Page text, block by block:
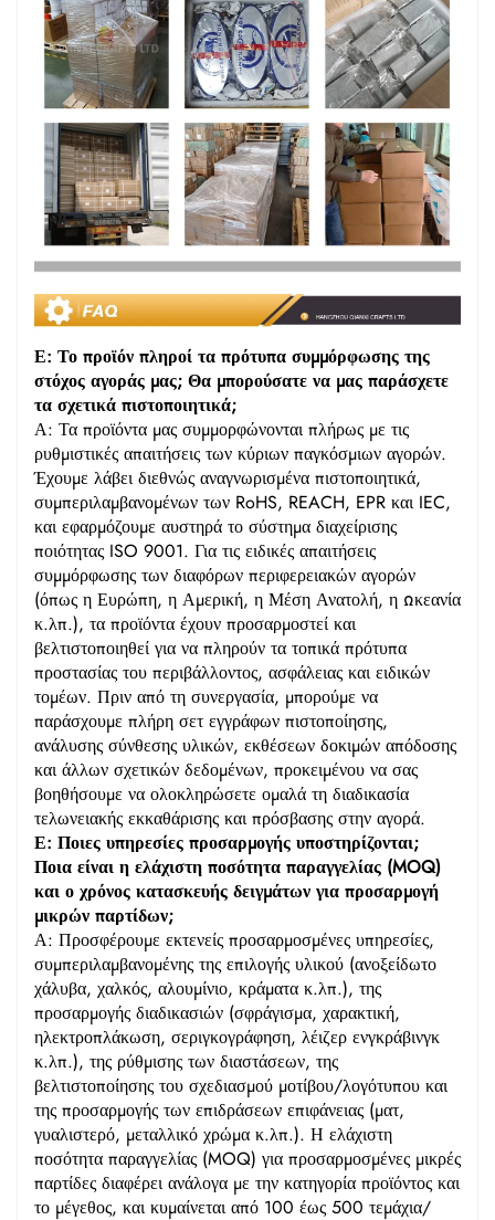
Ε: Το προϊόν πληροί τα πρότυπα συμμόρφωσης της
στόχος αγοράς μας; Θα μπορούσατε να μας παράσχετε
τα σχετικά πιστοποιητικά;
Α: Τα προϊόντα μας συμμορφώνονται πλήρως με τις
ρυθμιστικές απαιτήσεις των κύριων παγκόσμιων αγορών.
Έχουμε λάβει διεθνώς αναγνωρισμένα πιστοποιητικά,
συμπεριλαμβανομένων των RoHS, REACH, EPR και IEC,
και εφαρμόζουμε αυστηρά το σύστημα διαχείρισης
ποιότητας ISO 9001. Για τις ειδικές απαιτήσεις
συμμόρφωσης των διαφόρων περιφερειακών αγορών
(όπως η Ευρώπη, η Αμερική, η Μέση Ανατολή, η Ωκεανία
κ.λπ.), τα προϊόντα έχουν προσαρμοστεί και
βελτιστοποιηθεί για να πληρούν τα τοπικά πρότυπα
προστασίας του περιβάλλοντος, ασφάλειας και ειδικών
τομέων. Πριν από τη συνεργασία, μπορούμε να
παράσχουμε πλήρη σετ εγγράφων πιστοποίησης,
ανάλυσης σύνθεσης υλικών, εκθέσεων δοκιμών απόδοσης
και άλλων σχετικών δεδομένων, προκειμένου να σας
βοηθήσουμε να ολοκληρώσετε ομαλά τη διαδικασία
τελωνειακής εκκαθάρισης και πρόσβασης στην αγορά.
Ε: Ποιες υπηρεσίες προσαρμογής υποστηρίζονται;
Ποια είναι η ελάχιστη ποσότητα παραγγελίας (MOQ)
και ο χρόνος κατασκευής δειγμάτων για προσαρμογή
μικρών παρτίδων;
Α: Προσφέρουμε εκτενείς προσαρμοσμένες υπηρεσίες,
συμπεριλαμβανομένης της επιλογής υλικού (ανοξείδωτο
χάλυβα, χαλκός, αλουμίνιο, κράματα κ.λπ.), της
προσαρμογής διαδικασιών (σφράγισμα, χαρακτική,
ηλεκτροπλάκωση, σεριγκογράφηση, λέιζερ ενγκράβινγκ
κ.λπ.), της ρύθμισης των διαστάσεων, της
βελτιστοποίησης του σχεδιασμού μοτίβου/λογότυπου και
της προσαρμογής των επιδράσεων επιφάνειας (ματ,
γυαλιστερό, μεταλλικό χρώμα κ.λπ.). Η ελάχιστη
ποσότητα παραγγελίας (MOQ) για προσαρμοσμένες μικρές
παρτίδες διαφέρει ανάλογα με την κατηγορία προϊόντος και
το μέγεθος, και κυμαίνεται από 100 έως 500 τεμάχια/